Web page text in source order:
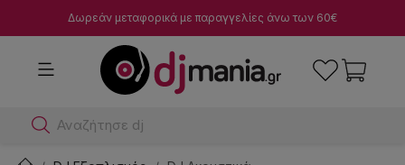
Δωρεάν μεταφορικά με παραγγελίες άνω των 60€
Αναζήτησε dj μίκτες